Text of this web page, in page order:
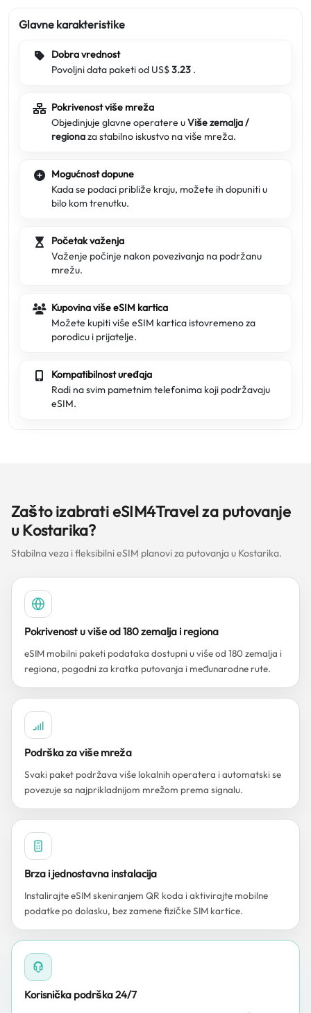
Glavne karakteristike
Dobra vrednost
Povoljni data paketi od US$3.23 .
Pokrivenost više mreža
Objedinjuje glavne operatere uViše zemalja /
regionaza stabilno iskustvo na više mreža.
Mogućnost dopune
Kada se podaci približe kraju, možete ih dopuniti u
bilo kom trenutku.
Početak važenja
Važenje počinje nakon povezivanja na podržanu
mrežu.
Kupovina više eSIM kartica
Možete kupiti više eSIM kartica istovremeno za
porodicu i prijatelje.
Kompatibilnost uređaja
Radi na svim pametnim telefonima koji podržavaju
eSIM.
Zašto izabrati eSIM4Travel za putovanje
u Kostarika?
Stabilna veza i fleksibilni eSIM planovi za putovanja u Kostarika.
Pokrivenost u više od 180 zemalja i regiona
eSIM mobilni paketi podataka dostupni u više od 180 zemalja i
regiona, pogodni za kratka putovanja i međunarodne rute.
Podrška za više mreža
Svaki paket podržava više lokalnih operatera i automatski se
povezuje sa najprikladnijom mrežom prema signalu.
Brza i jednostavna instalacija
Instalirajte eSIM skeniranjem QR koda i aktivirajte mobilne
podatke po dolasku, bez zamene fizičke SIM kartice.
Korisnička podrška 24/7